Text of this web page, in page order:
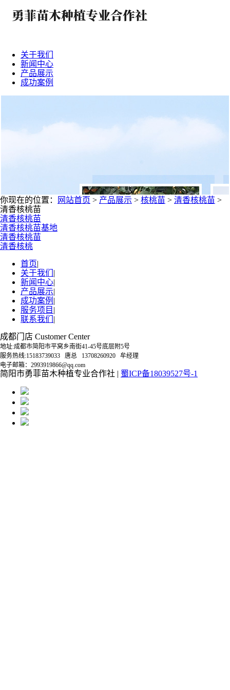
关于我们
新闻中心
产品展示
成功案例
你现在的位置： 网站首页 > 产品展示 > 核桃苗 > 清香核桃苗 >
清香核桃苗
清香核桃苗
清香核桃苗基地
清香核桃苗
清香核桃
首页|
关于我们 |
新闻中心|
产品展示|
成功案例 |
服务项目 |
联系我们 |
成都门店 Customer Center
地址:成都市简阳市平窝乡南街41-45号底层附5号
服务热线:15183739033 唐总 13708260920 牟经理
电子邮箱：2993919866@qq.com
简阳市勇菲苗木种植专业合作社 | 蜀ICP备18039527号-1